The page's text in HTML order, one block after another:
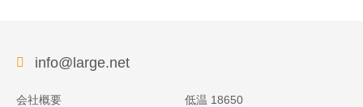
info@large.net
会社概要
低温 18650